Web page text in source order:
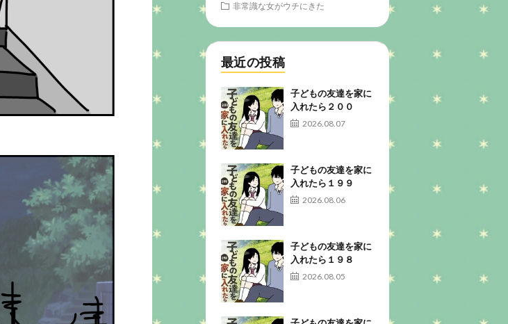
非常識な女がウチにきた
最近の投稿
子どもの友達を家に
入れたら２００
2026.08.07
子どもの友達を家に
入れたら１９９
2026.08.06
子どもの友達を家に
入れたら１９８
2026.08.05